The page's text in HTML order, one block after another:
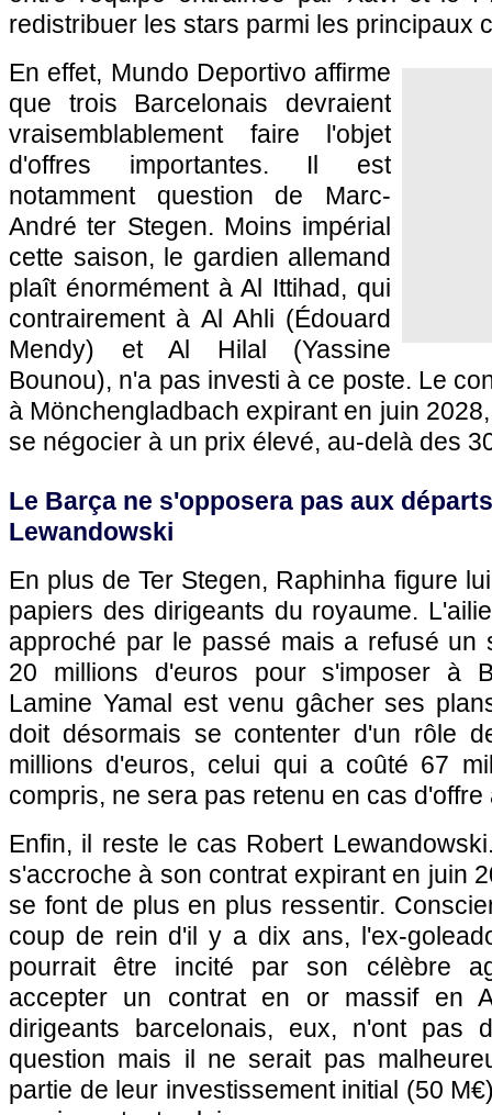
redistribuer les stars parmi les principaux
En effet, Mundo Deportivo affirme
que trois Barcelonais devraient
vraisemblablement faire l'objet
d'offres importantes. Il est
notamment question de Marc-
André ter Stegen. Moins impérial
cette saison, le gardien allemand
plaît énormément à Al Ittihad, qui
contrairement à Al Ahli (Édouard
Mendy) et Al Hilal (Yassine
Bounou), n'a pas investi à ce poste. Le
à Mönchengladbach expirant en juin
se négocier à un prix élevé, au-delà des
Le Barça ne s'opposera pas aux
Lewandowski
En plus de Ter Stegen, Raphinha figure
papiers des dirigeants du royaume.
approché par le passé mais a refusé un
20 millions d'euros pour s'imposer à
Lamine Yamal est venu gâcher ses
doit désormais se contenter d'un rôle
millions d'euros, celui qui a coûté 67
compris, ne sera pas retenu en cas d'offre
Enfin, il reste le cas Robert
s'accroche à son contrat expirant en juin
se font de plus en plus ressentir.
coup de rein d'il y a dix ans, l'ex-
pourrait être incité par son célèbre
accepter un contrat en or massif en
dirigeants barcelonais, eux, n'ont pas
question mais il ne serait pas
partie de leur investissement initial (50